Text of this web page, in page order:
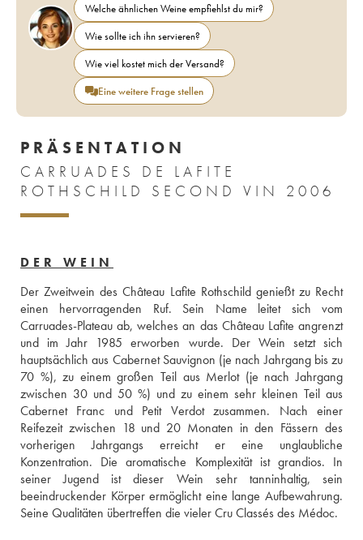
Welche ähnlichen Weine empfiehlst du mir?
Wie sollte ich ihn servieren?
Wie viel kostet mich der Versand?
Eine weitere Frage stellen
PRÄSENTATION
CARRUADES DE LAFITE
ROTHSCHILD SECOND VIN 2006
DER WEIN
Der Zweitwein des Château Lafite Rothschild genießt zu Recht
einen hervorragenden Ruf. Sein Name leitet sich vom
Carruades-Plateau ab, welches an das Château Lafite angrenzt
und im Jahr 1985 erworben wurde. Der Wein setzt sich
hauptsächlich aus Cabernet Sauvignon (je nach Jahrgang bis zu
70 %), zu einem großen Teil aus Merlot (je nach Jahrgang
zwischen 30 und 50 %) und zu einem sehr kleinen Teil aus
Cabernet Franc und Petit Verdot zusammen. Nach einer
Reifezeit zwischen 18 und 20 Monaten in den Fässern des
vorherigen Jahrgangs erreicht er eine unglaubliche
Konzentration. Die aromatische Komplexität ist grandios. In
seiner Jugend ist dieser Wein sehr tanninhaltig, sein
beeindruckender Körper ermöglicht eine lange Aufbewahrung.
Seine Qualitäten übertreffen die vieler Cru Classés des Médoc.